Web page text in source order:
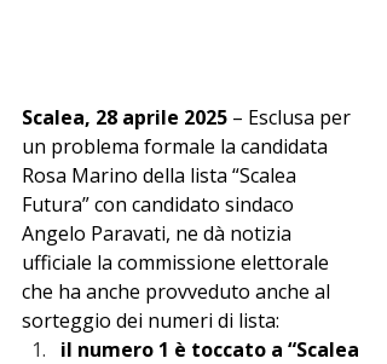
Scalea, 28 aprile 2025 – Esclusa per
un problema formale la candidata
Rosa Marino della lista “Scalea
Futura” con candidato sindaco
Angelo Paravati, ne dà notizia
ufficiale la commissione elettorale
che ha anche provveduto anche al
sorteggio dei numeri di lista:
il numero 1 è toccato a “Scalea